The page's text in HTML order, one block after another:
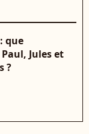
que
Jules et
?